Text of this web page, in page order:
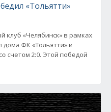
«Тольятти»
клуб «Челябинск» в рамках
дома ФК «Тольятти» и
счетом 2:0. Этой победой